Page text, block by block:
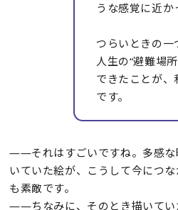
うな感覚に近か
つらいときの一
人生の“避難場
できたことが
です。
――それはすごいですね。多感な
いていた絵が、こうして今につ
も素敵です。
――ちなみに、そのとき描いてい